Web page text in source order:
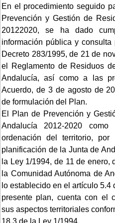
En el procedimiento seguido
Prevención y Gestión de
20122020, se ha dado
información pública y
Decreto 283/1995, de 21 de
el Reglamento de Residuos
Andalucía, así como a las
Acuerdo, de 3 de agosto de
de formulación del Plan.
El Plan de Prevención y
Andalucía 2012-2020
ordenación del territorio,
planificación de la Junta de
la Ley 1/1994, de 11 de enero,
la Comunidad Autónoma de
lo establecido en el artículo 5.4
presente plan, cuenta con el
sus aspectos territoriales
18.3 de la Ley 1/1994.